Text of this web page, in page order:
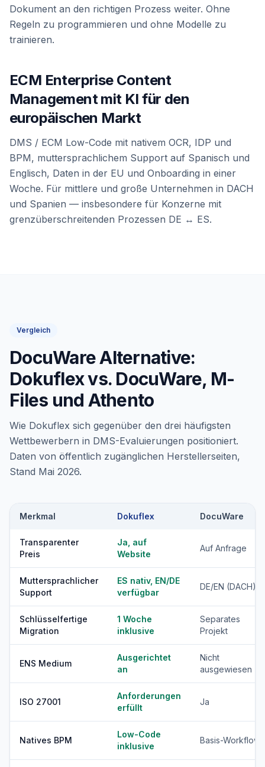
Dokument an den richtigen Prozess weiter. Ohne
Regeln zu programmieren und ohne Modelle zu
trainieren.
ECM Enterprise Content
Management mit KI für den
europäischen Markt
DMS / ECM Low-Code mit nativem OCR, IDP und
BPM, muttersprachlichem Support auf Spanisch und
Englisch, Daten in der EU und Onboarding in einer
Woche. Für mittlere und große Unternehmen in DACH
und Spanien — insbesondere für Konzerne mit
grenzüberschreitenden Prozessen DE ↔ ES.
Vergleich
DocuWare Alternative:
Dokuflex vs. DocuWare, M-
Files und Athento
Wie Dokuflex sich gegenüber den drei häufigsten
Wettbewerbern in DMS-Evaluierungen positioniert.
Daten von öffentlich zugänglichen Herstellerseiten,
Stand Mai 2026.
Merkmal Dokuflex DocuWare
Transparenter
Preis
Ja, auf
Website
Auf Anfrage
Muttersprachlicher
Support
ES nativ, EN/DE
verfügbar
DE/EN (DACH)
Schlüsselfertige
Migration
1 Woche
inklusive
Separates
Projekt
ENS Medium
Ausgerichtet
an
Nicht
ausgewiesen
ISO 27001
Anforderungen
erfüllt
Ja
Natives BPM
Low-Code
inklusive
Basis-Workflow